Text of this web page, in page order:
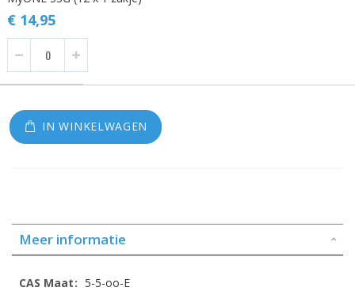
€ 14,95
IN WINKELWAGEN
Meer informatie
Meer
5-5-oo-E